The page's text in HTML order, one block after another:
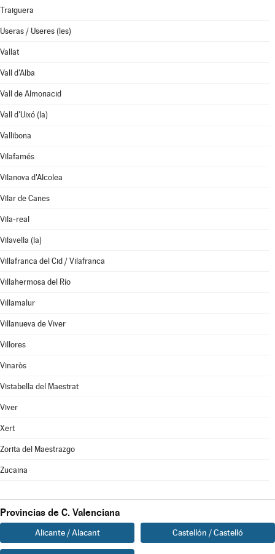
Traiguera
Useras / Useres (les)
Vallat
Vall d'Alba
Vall de Almonacid
Vall d'Uixó (la)
Vallibona
Vilafamés
Vilanova d'Alcolea
Vilar de Canes
Vila-real
Vilavella (la)
Villafranca del Cid / Vilafranca
Villahermosa del Río
Villamalur
Villanueva de Viver
Villores
Vinaròs
Vistabella del Maestrat
Viver
Xert
Zorita del Maestrazgo
Zucaina
Provincias de C. Valenciana
Alicante / Alacant Castellón / Castelló